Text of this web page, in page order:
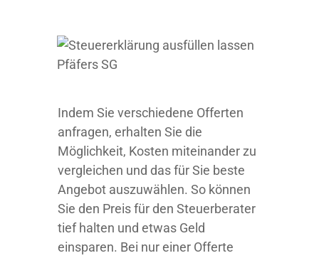
Indem Sie verschiedene Offerten
anfragen, erhalten Sie die
Möglichkeit, Kosten miteinander zu
vergleichen und das für Sie beste
Angebot auszuwählen. So können
Sie den Preis für den Steuerberater
tief halten und etwas Geld
einsparen. Bei nur einer Offerte